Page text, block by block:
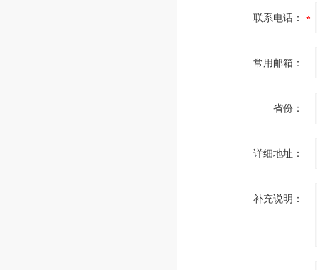
联系电话：
常用邮箱：
省份：
详细地址：
补充说明：